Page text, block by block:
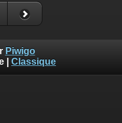
Piwigo
Classique